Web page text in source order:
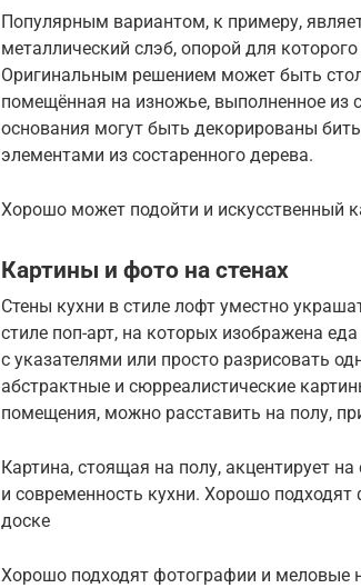
Популярным вариантом, к примеру,
металлический слэб, опорой для
Оригинальным решением может быть
помещённая на изножье, выполненное из
основания могут быть декорированы
элементами из состаренного дерева.
Хорошо может подойти и искусственный
Картины и фото на стенах
Стены кухни в стиле лофт уместно
стиле поп-арт, на которых изображена
с указателями или просто разрисовать
абстрактные и сюрреалистические
помещения, можно расставить на полу,
Картина, стоящая на полу, акцентирует
и современность кухни. Хорошо
доске
Хорошо подходят фотографии и меловые